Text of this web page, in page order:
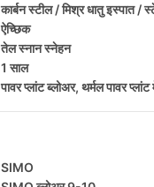
कार्बन स्टील / मिश्र धातु इस्पात /
ऐच्छिक
तेल स्नान स्नेहन
1 साल
पावर प्लांट ब्लोअर, थर्मल पावर
SIMO